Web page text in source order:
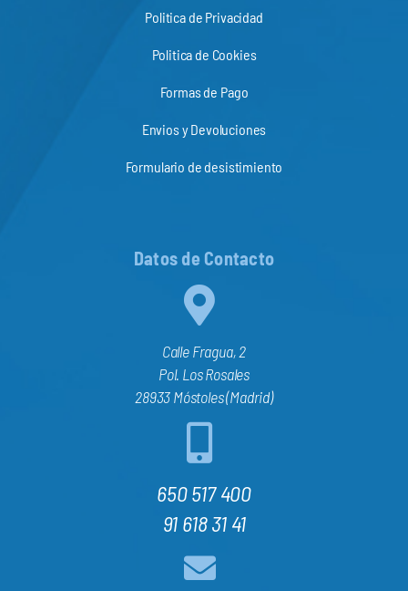
Politica de Privacidad
Politica de Cookies
Formas de Pago
Envios y Devoluciones
Formulario de desistimiento
Datos de Contacto
Calle Fragua, 2
Pol. Los Rosales
28933 Móstoles (Madrid)
650 517 400
91 618 31 41